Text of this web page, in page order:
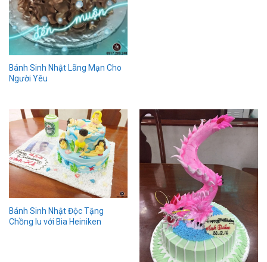
Bánh Sinh Nhật Lãng Mạn Cho
Người Yêu
Bánh Sinh Nhật Độc Tặng
Chồng Iu với Bia Heiniken